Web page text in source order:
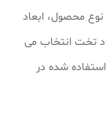
نوع محصول، ابعاد
تخت انتخاب می
شده در